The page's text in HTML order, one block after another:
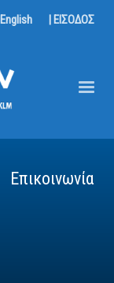
English | ΕΙΣΟΔΟΣ
Επικοινωνία